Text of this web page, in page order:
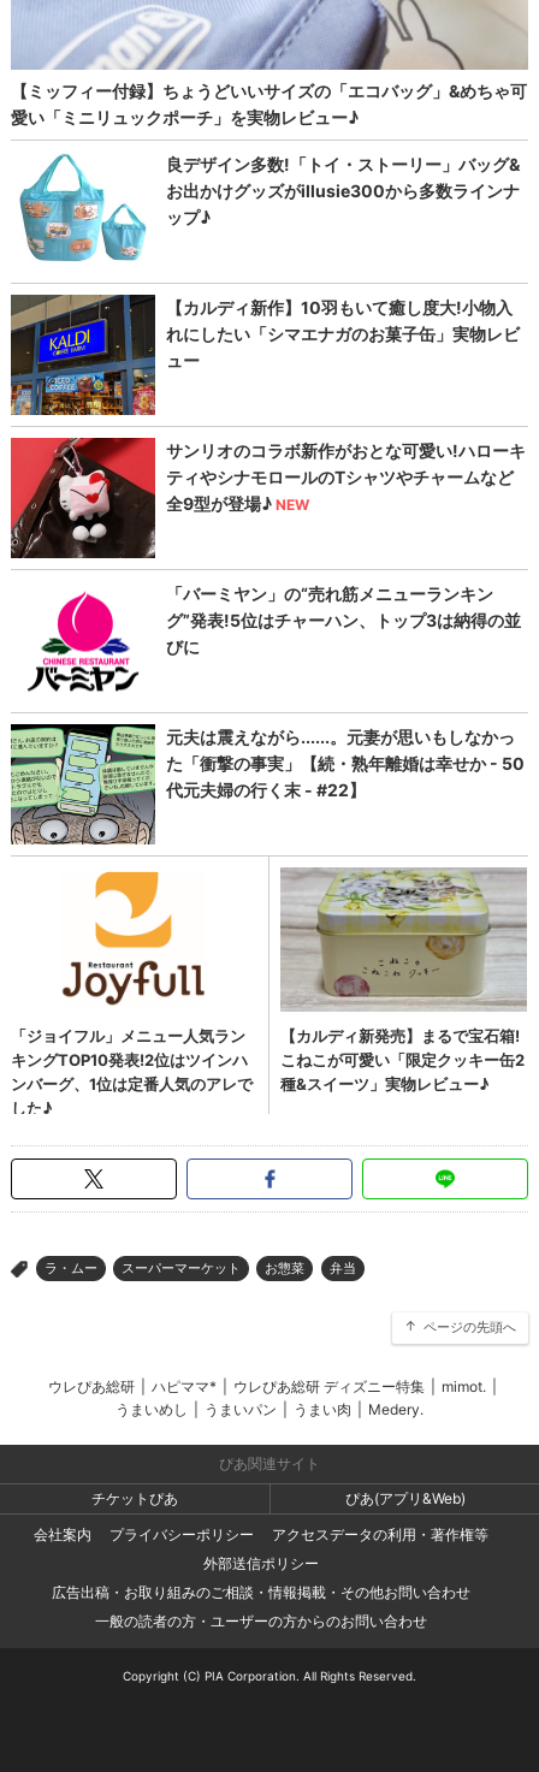
> ラ・ムー スーパーマーケット お惣菜 弁当
ページの先頭へ
ウレぴあ総研 ハピママ* ウレぴあ総研 ディズニー特集 mimot.
うまいめし
うまいパン うまい肉 Medery.
ぴあ関連サイト
チケットぴあ
ぴあ(アプリ&Web)
会社案内
プライバシーポリシー
アクセスデータの利用・著作権等
外部送信ポリシー
広告出稿・お取り組みのご相談・情報掲載・その他お問い合わせ
一般の読者の方・ユーザーの方からのお問い合わせ
Copyright (C) PIA Corporation. All Rights Reserved.